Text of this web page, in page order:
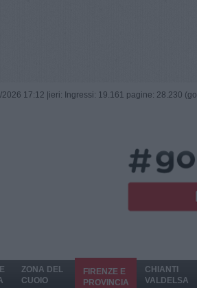
17:12 | ieri: Ingressi: 19.161 pagine: 28.230
ZONA DEL
CUOIO
FIRENZE E
PROVINCIA
CHIANTI
VALDELSA